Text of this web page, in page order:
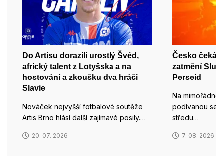
Do Artisu dorazili urostlý Švéd,
africký talent z Lotyšska a na
hostování a zkoušku dva hráči
Slavie
Nováček nejvyšší fotbalové soutěže
Artis Brno hlásí další zajímavé posily.…
20. 07. 2026
Česko čeká
zatmění
Perseid
Na
podívanou se
středu…
7. 08. 2026